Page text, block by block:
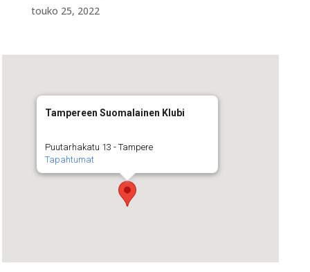
touko 25, 2022
Tampereen Suomalainen Klubi
Puutarhakatu 13 - Tampere
Tapahtumat